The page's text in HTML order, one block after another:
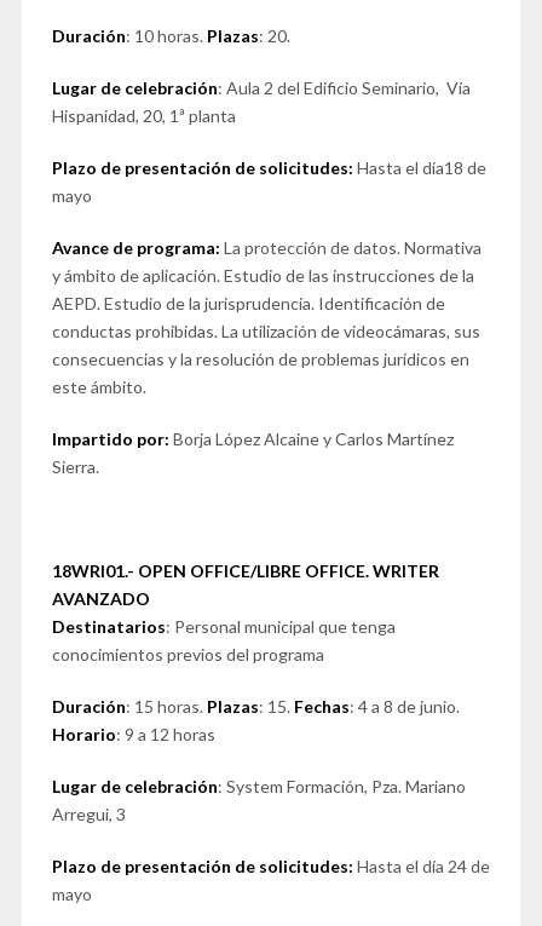
Duración: 10 horas. Plazas: 20.
Lugar de celebración: Aula 2 del Edificio Seminario, Vía
Hispanidad, 20, 1ª planta
Plazo de presentación de solicitudes: Hasta el día18 de
mayo
Avance de programa: La protección de datos. Normativa
y ámbito de aplicación. Estudio de las instrucciones de la
AEPD. Estudio de la jurisprudencia. Identificación de
conductas prohibidas. La utilización de videocámaras, sus
consecuencias y la resolución de problemas jurídicos en
este ámbito.
Impartido por: Borja López Alcaine y Carlos Martínez
Sierra.
18WRI01.- OPEN OFFICE/LIBRE OFFICE. WRITER
AVANZADO
Destinatarios: Personal municipal que tenga
conocimientos previos del programa
Duración: 15 horas. Plazas: 15. Fechas: 4 a 8 de junio.
Horario: 9 a 12 horas
Lugar de celebración: System Formación, Pza. Mariano
Arregui, 3
Plazo de presentación de solicitudes: Hasta el día 24 de
mayo